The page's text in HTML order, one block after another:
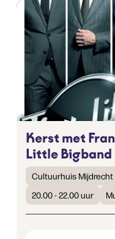
Kerst met
Little Bigband
Cultuurhuis Mijdrecht
20.00 - 22.00 uur